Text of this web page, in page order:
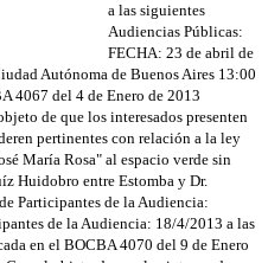
a las siguientes
Audiencias Públicas:
FECHA: 23 de abril de
Autónoma de Buenos Aires 13:00
4067 del 4 de Enero de 2013
de que los interesados presenten
pertinentes con relación a la ley
María Rosa" al espacio verde sin
Huidobro entre Estomba y Dr.
Participantes de la Audiencia:
de la Audiencia: 18/4/2013 a las
en el BOCBA 4070 del 9 de Enero